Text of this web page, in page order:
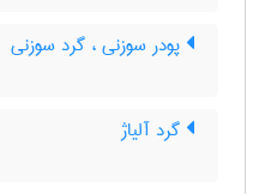
پودر سوزنی ، گرد سوزنی
گرد آلیاژ